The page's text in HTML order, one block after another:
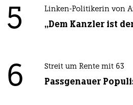
5 Linken-Politikerin von
„Dem Kanzler ist
6 Streit um Rente mit 63
Passgenauer